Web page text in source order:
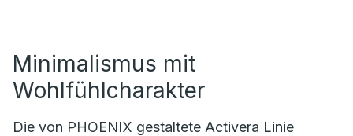
Minimalismus mit
Wohlfühlcharakter
Die von PHOENIX gestaltete Activera Linie